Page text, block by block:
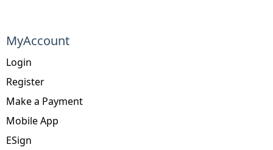
MyAccount
Login
Register
Make a Payment
Mobile App
ESign